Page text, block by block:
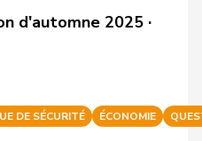
d'automne 2025·
DE SÉCURITÉ ÉCONOMIE